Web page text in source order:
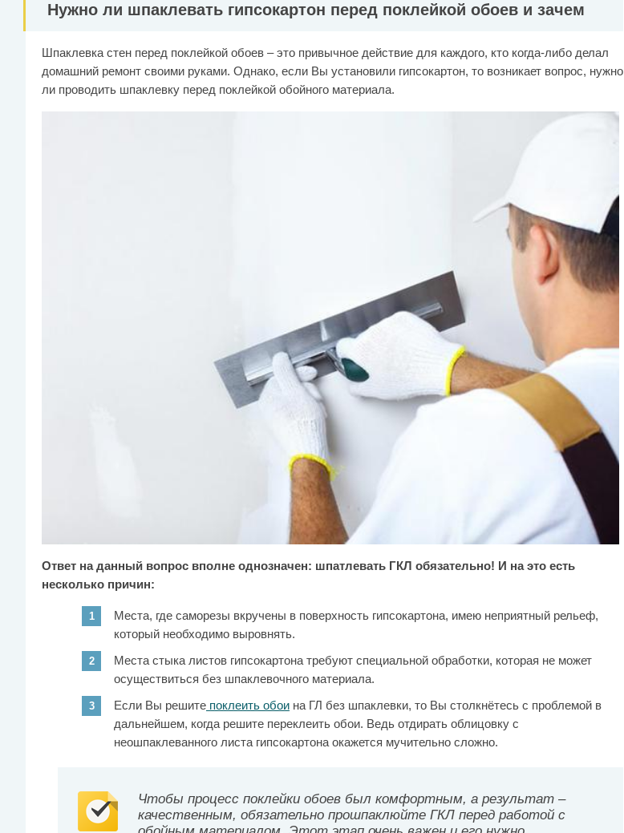
Нужно ли шпаклевать гипсокартон перед поклейкой обоев и зачем
Шпаклевка стен перед поклейкой обоев – это привычное действие для каждого, кто когда-либо делал
домашний ремонт своими руками. Однако, если Вы установили гипсокартон, то возникает вопрос, нужно
ли проводить шпаклевку перед поклейкой обойного материала.
Ответ на данный вопрос вполне однозначен: шпатлевать ГКЛ обязательно! И на это есть
несколько причин:
Места, где саморезы вкручены в поверхность гипсокартона, имею неприятный рельеф,
который необходимо выровнять.
Места стыка листов гипсокартона требуют специальной обработки, которая не может
осуществиться без шпаклевочного материала.
Если Вы решите поклеить обои на ГЛ без шпаклевки, то Вы столкнётесь с проблемой в
дальнейшем, когда решите переклеить обои. Ведь отдирать облицовку с
неошпаклеванного листа гипсокартона окажется мучительно сложно.
Чтобы процесс поклейки обоев был комфортным, а результат –
качественным, обязательно прошпаклюйте ГКЛ перед работой с